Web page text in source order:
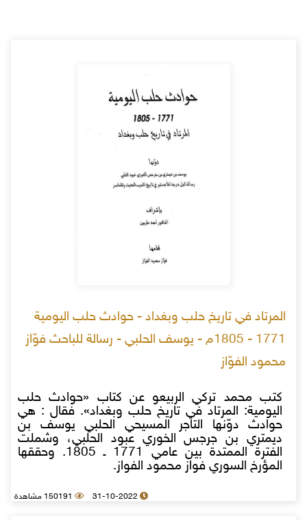
المرتاد في تاريخ حلب وبغداد - حوادث حلب اليومية
1771 - 1805م - يوسف الحلبي - رسالة للباحث فوّاز
محمود الفوّاز
كتب محمد تركي الربيعو عن كتاب «حوادث حلب
اليومية: المرتاد في تاريخ حلب وبغداد». فقال : هي
حوادث دوّنها التاجر المسيحي الحلبي يوسف بن
ديمتري بن جرجس الخوري عبود الحلبي، وشملت
الفترة الممتدة بين عامي 1771 ـ 1805. وحققها
المؤرخ السوري فواز محمود الفواز.
31-10-2022 150191 مشاهدة